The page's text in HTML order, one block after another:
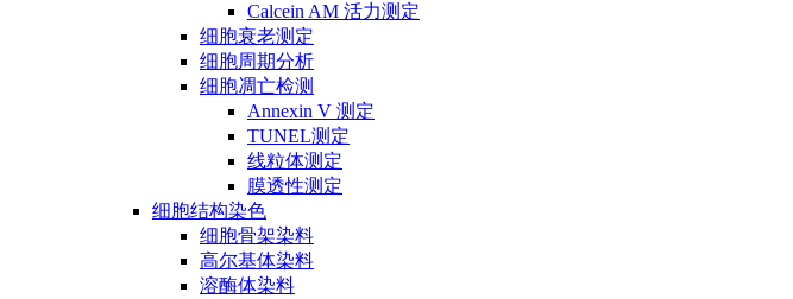
Calcein AM 活力测定
细胞衰老测定
细胞周期分析
细胞凋亡检测
Annexin V 测定
TUNEL测定
线粒体测定
膜透性测定
细胞结构染色
细胞骨架染料
高尔基体染料
溶酶体染料